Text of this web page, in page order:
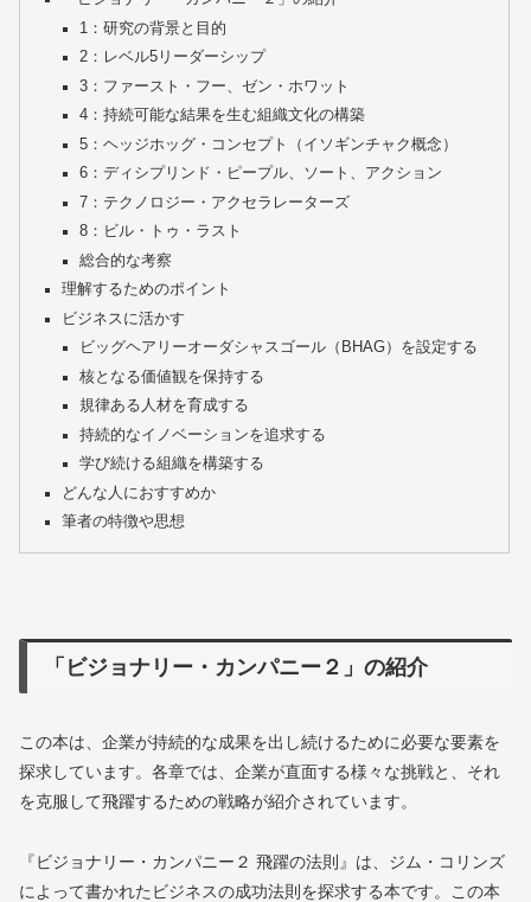
1：研究の背景と目的
2：レベル5リーダーシップ
3：ファースト・フー、ゼン・ホワット
4：持続可能な結果を生む組織文化の構築
5：ヘッジホッグ・コンセプト（イソギンチャク概念）
6：ディシプリンド・ピープル、ソート、アクション
7：テクノロジー・アクセラレーターズ
8：ビル・トゥ・ラスト
総合的な考察
理解するためのポイント
ビジネスに活かす
ビッグヘアリーオーダシャスゴール（BHAG）を設定する
核となる価値観を保持する
規律ある人材を育成する
持続的なイノベーションを追求する
学び続ける組織を構築する
どんな人におすすめか
筆者の特徴や思想
「ビジョナリー・カンパニー２」の紹介
この本は、企業が持続的な成果を出し続けるために必要な要素を
探求しています。各章では、企業が直面する様々な挑戦と、それ
を克服して飛躍するための戦略が紹介されています。
『ビジョナリー・カンパニー２ 飛躍の法則』は、ジム・コリンズ
によって書かれたビジネスの成功法則を探求する本です。この本